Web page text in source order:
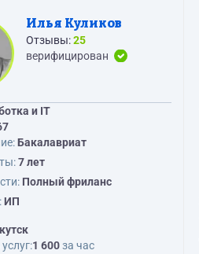
Илья Куликов
Отзывы:25
верифицирован
и IT
Бакалавриат
7 лет
Полный фриланс
ИП
1 600за час